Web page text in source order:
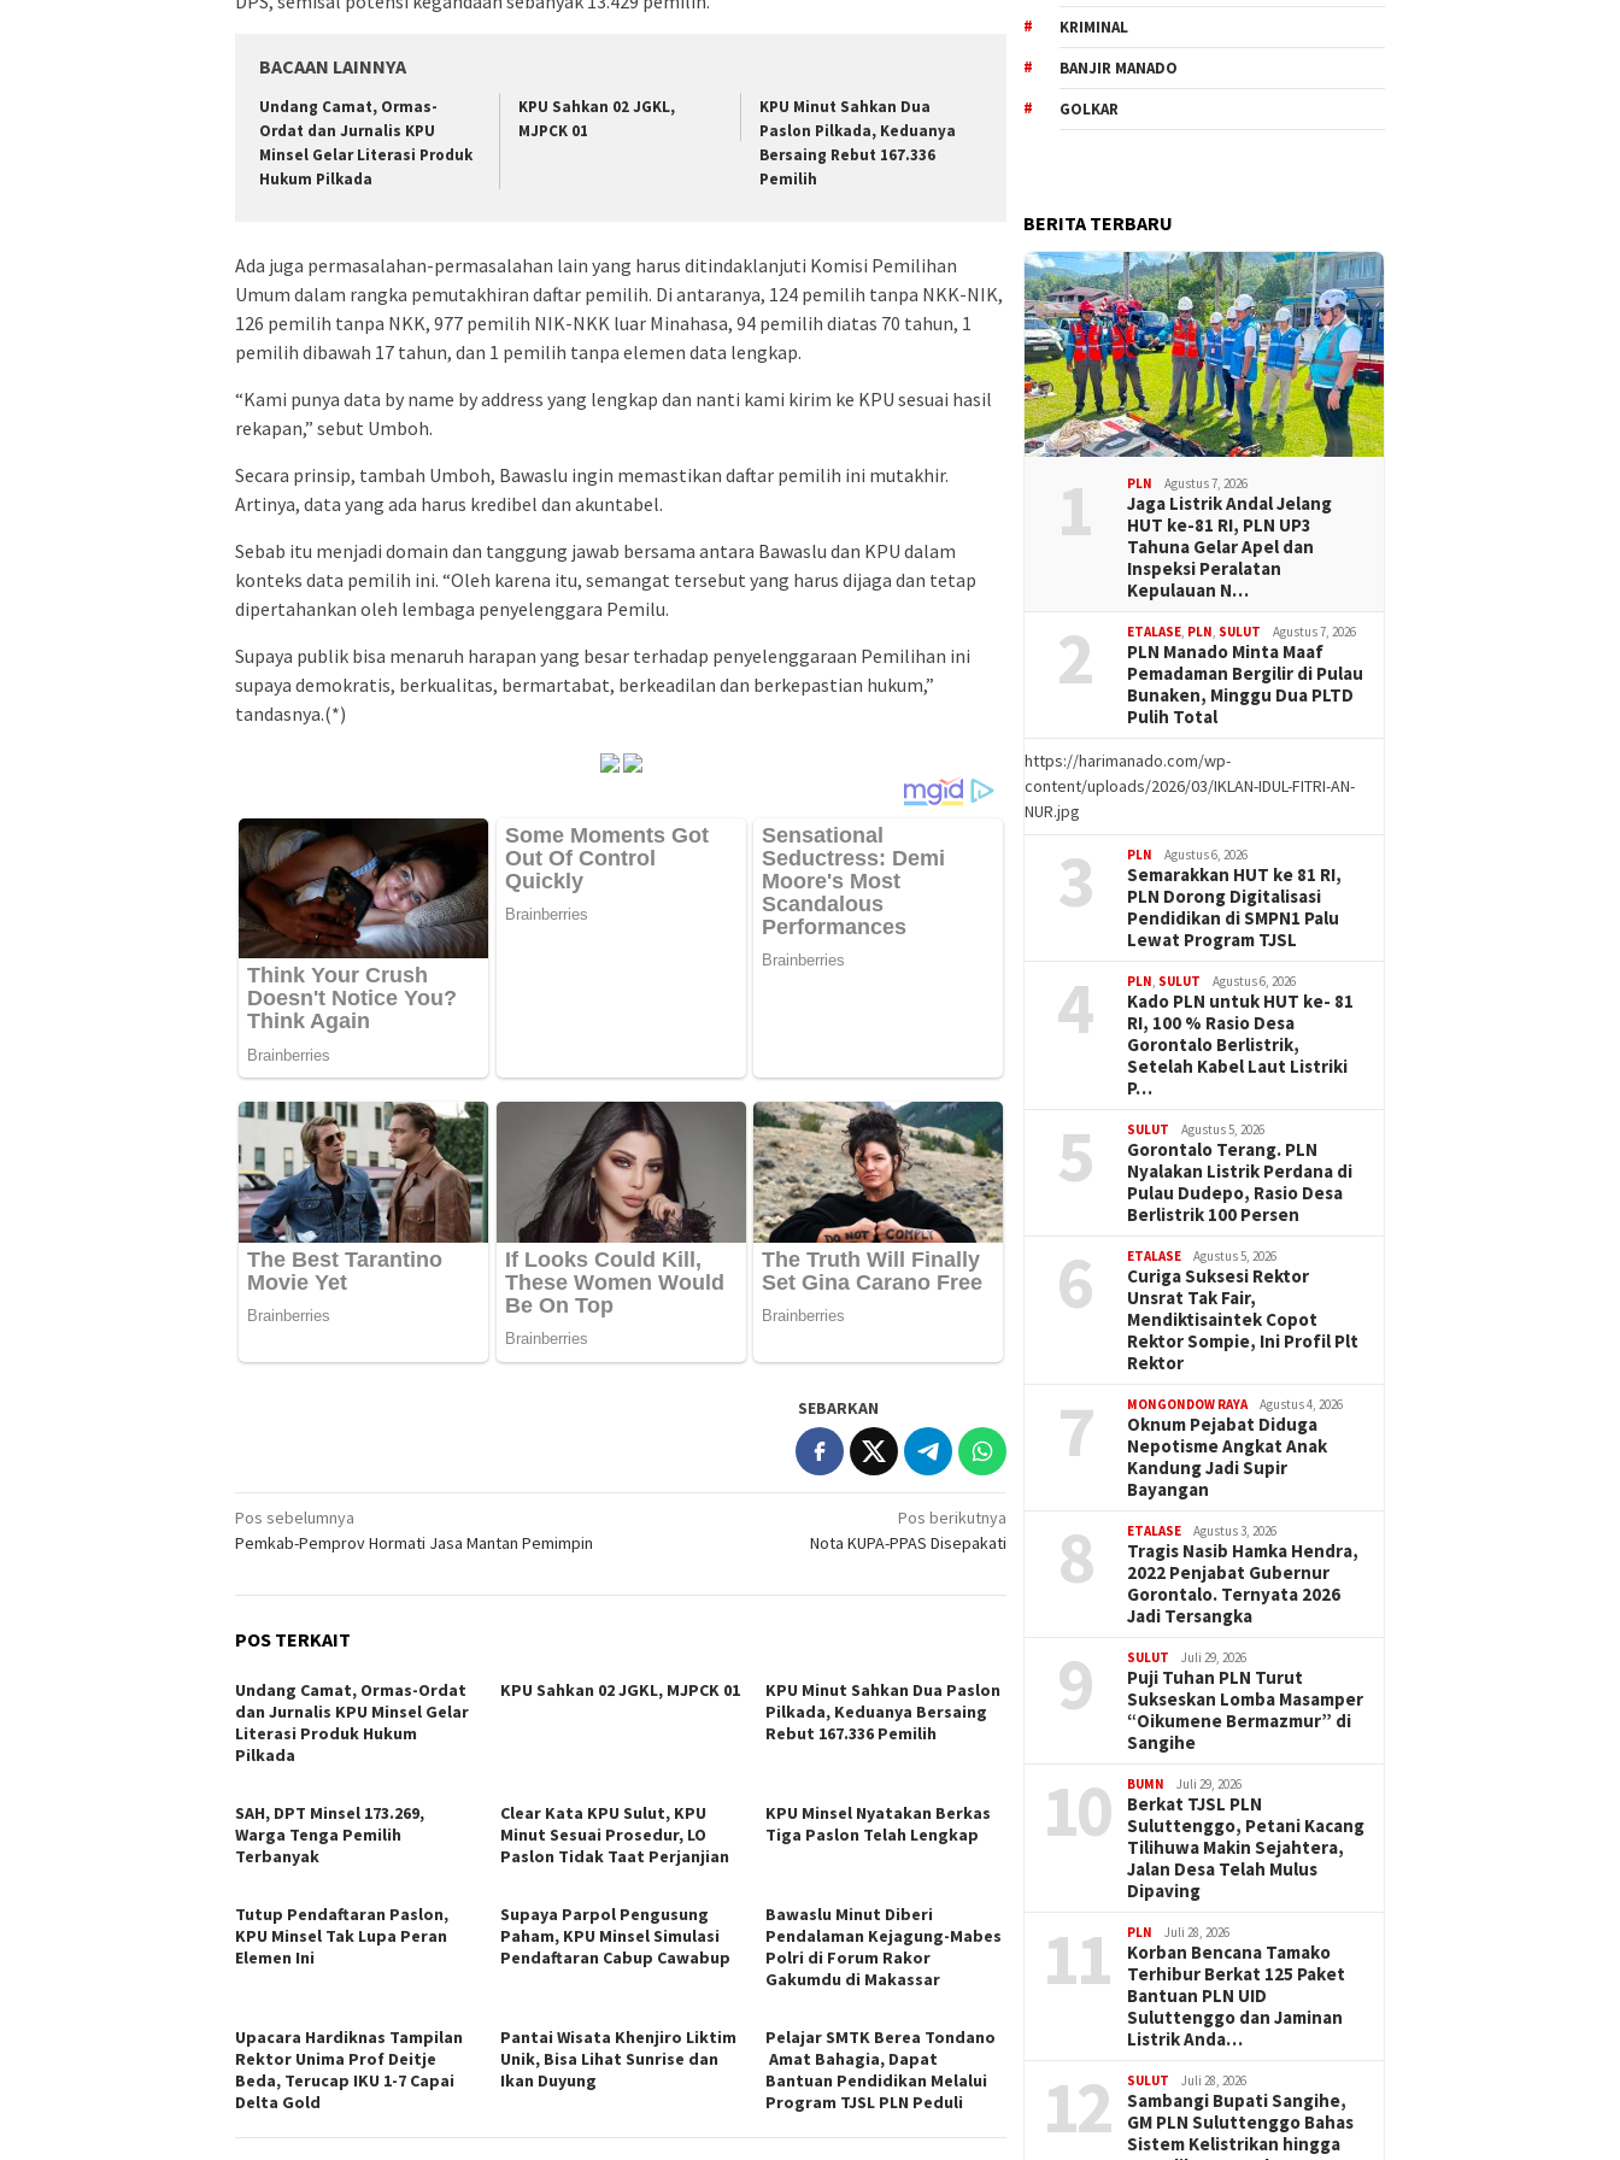
BACAAN LAINNYA
Undang Camat, Ormas-
Ordat dan Jurnalis KPU
Minsel Gelar Literasi Produk
Hukum Pilkada
KPU Sahkan 02 JGKL,
MJPCK 01
KPU Minut Sahkan Dua
Paslon Pilkada, Keduanya
Bersaing Rebut 167.336
Pemilih
Ada juga permasalahan-permasalahan lain yang harus ditindaklanjuti Komisi Pemilihan
Umum dalam rangka pemutakhiran daftar pemilih. Di antaranya, 124 pemilih tanpa NKK-NIK,
126 pemilih tanpa NKK, 977 pemilih NIK-NKK luar Minahasa, 94 pemilih diatas 70 tahun, 1
pemilih dibawah 17 tahun, dan 1 pemilih tanpa elemen data lengkap.
“Kami punya data by name by address yang lengkap dan nanti kami kirim ke KPU sesuai hasil
rekapan,” sebut Umboh.
Secara prinsip, tambah Umboh, Bawaslu ingin memastikan daftar pemilih ini mutakhir.
Artinya, data yang ada harus kredibel dan akuntabel.
Sebab itu menjadi domain dan tanggung jawab bersama antara Bawaslu dan KPU dalam
konteks data pemilih ini. “Oleh karena itu, semangat tersebut yang harus dijaga dan tetap
dipertahankan oleh lembaga penyelenggara Pemilu.
Supaya publik bisa menaruh harapan yang besar terhadap penyelenggaraan Pemilihan ini
supaya demokratis, berkualitas, bermartabat, berkeadilan dan berkepastian hukum,”
tandasnya.(*)
SEBARKAN
Navigasi
pos
Pos sebelumnya
Pemkab-Pemprov Hormati Jasa Mantan Pemimpin
Pos berikutnya
Nota KUPA-PPAS Disepakati
POS TERKAIT
Undang Camat, Ormas-Ordat
dan Jurnalis KPU Minsel Gelar
Literasi Produk Hukum
Pilkada
KPU Sahkan 02 JGKL, MJPCK 01
KPU Minut Sahkan Dua Paslon
Pilkada, Keduanya Bersaing
Rebut 167.336 Pemilih
SAH, DPT Minsel 173.269,
Warga Tenga Pemilih
Terbanyak
Clear Kata KPU Sulut, KPU
Minut Sesuai Prosedur, LO
Paslon Tidak Taat Perjanjian
KPU Minsel Nyatakan Berkas
Tiga Paslon Telah Lengkap
Tutup Pendaftaran Paslon,
KPU Minsel Tak Lupa Peran
Elemen Ini
Supaya Parpol Pengusung
Paham, KPU Minsel Simulasi
Pendaftaran Cabup Cawabup
Bawaslu Minut Diberi
Pendalaman Kejagung-Mabes
Polri di Forum Rakor
Gakumdu di Makassar
Upacara Hardiknas Tampilan
Rektor Unima Prof Deitje
Beda, Terucap IKU 1-7 Capai
Delta Gold
Pantai Wisata Khenjiro Liktim
Unik, Bisa Lihat Sunrise dan
Ikan Duyung
Pelajar SMTK Berea Tondano
Amat Bahagia, Dapat
Bantuan Pendidikan Melalui
Program TJSL PLN Peduli
KRIMINAL
BANJIR MANADO
GOLKAR
BERITA TERBARU
1 PLN Agustus 7, 2026
Jaga Listrik Andal Jelang
HUT ke-81 RI, PLN UP3
Tahuna Gelar Apel dan
Inspeksi Peralatan
Kepulauan N…
2 ETALASE PLN SULUT Agustus 7, 2026
PLN Manado Minta Maaf
Pemadaman Bergilir di Pulau
Bunaken, Minggu Dua PLTD
Pulih Total
https://harimanado.com/wp-
content/uploads/2026/03/IKLAN-IDUL-FITRI-AN-
NUR.jpg
3 PLN Agustus 6, 2026
Semarakkan HUT ke 81 RI,
PLN Dorong Digitalisasi
Pendidikan di SMPN1 Palu
Lewat Program TJSL
4 PLN SULUT Agustus 6, 2026
Kado PLN untuk HUT ke- 81
RI, 100 % Rasio Desa
Gorontalo Berlistrik,
Setelah Kabel Laut Listriki
P…
5 SULUT Agustus 5, 2026
Gorontalo Terang. PLN
Nyalakan Listrik Perdana di
Pulau Dudepo, Rasio Desa
Berlistrik 100 Persen
6 ETALASE Agustus 5, 2026
Curiga Suksesi Rektor
Unsrat Tak Fair,
Mendiktisaintek Copot
Rektor Sompie, Ini Profil Plt
Rektor
7 MONGONDOW RAYA Agustus 4, 2026
Oknum Pejabat Diduga
Nepotisme Angkat Anak
Kandung Jadi Supir
Bayangan
8 ETALASE Agustus 3, 2026
Tragis Nasib Hamka Hendra,
2022 Penjabat Gubernur
Gorontalo. Ternyata 2026
Jadi Tersangka
9 SULUT Juli 29, 2026
Puji Tuhan PLN Turut
Sukseskan Lomba Masamper
“Oikumene Bermazmur” di
Sangihe
10 BUMN Juli 29, 2026
Berkat TJSL PLN
Suluttenggo, Petani Kacang
Tilihuwa Makin Sejahtera,
Jalan Desa Telah Mulus
Dipaving
11 PLN Juli 28, 2026
Korban Bencana Tamako
Terhibur Berkat 125 Paket
Bantuan PLN UID
Suluttenggo dan Jaminan
Listrik Anda…
12 SULUT Juli 28, 2026
Sambangi Bupati Sangihe,
GM PLN Suluttenggo Bahas
Sistem Kelistrikan hingga